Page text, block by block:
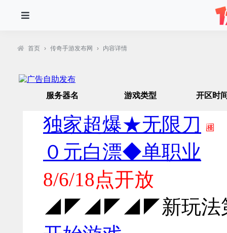
首页 › 传奇手游发布网 › 内容详情